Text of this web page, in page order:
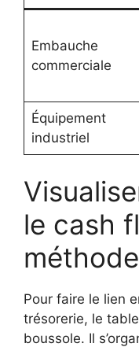
Embauche
commerciale
Équipement
industriel
le cash
Pour faire le lien
trésorerie, le
boussole. Il